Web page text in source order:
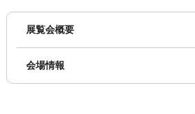
展覧会概要
会場情報